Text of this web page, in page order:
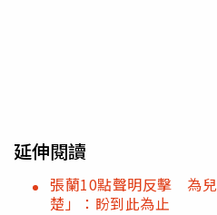
延伸閱讀
張蘭10點聲明反擊 為
楚」：盼到此為止